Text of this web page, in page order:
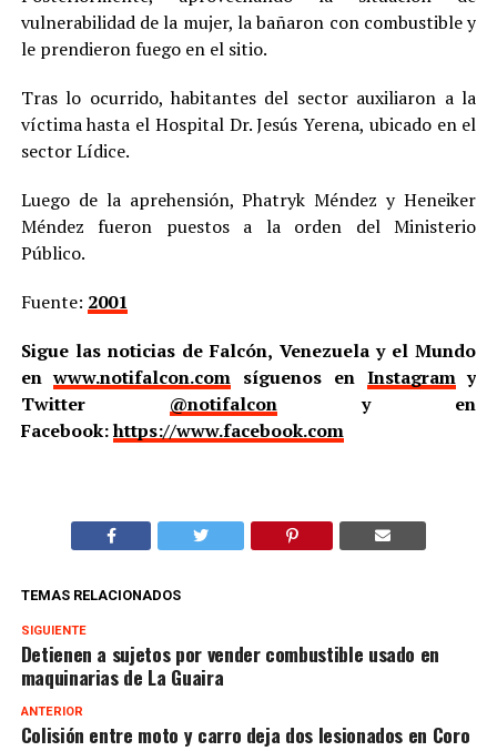
vulnerabilidad de la mujer, la bañaron con combustible y
le prendieron fuego en el sitio.
Tras lo ocurrido, habitantes del sector auxiliaron a la
víctima hasta el Hospital Dr. Jesús Yerena, ubicado en el
sector Lídice.
Luego de la aprehensión, Phatryk Méndez y Heneiker
Méndez fueron puestos a la orden del Ministerio
Público.
Fuente: 2001
Sigue las noticias de Falcón, Venezuela y el Mundo
enwww.notifalcon.com síguenos en Instagramy
Twitter @notifalcony en
Facebook:https://www.facebook.com
TEMAS RELACIONADOS
SIGUIENTE
Detienen a sujetos por vender combustible usado en
maquinarias de La Guaira
ANTERIOR
Colisión entre moto y carro deja dos lesionados en Coro